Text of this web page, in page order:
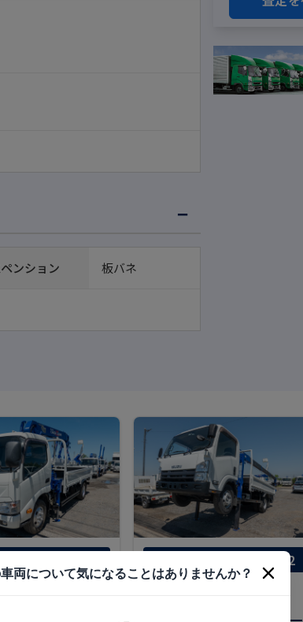
ンション 板バネ
番号 ：
184-9872
両について気になることはありませんか？